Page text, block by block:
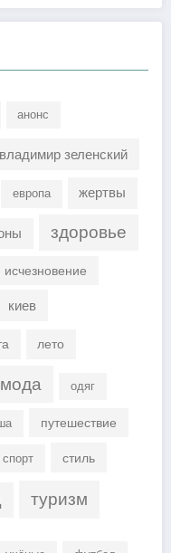
анонс
владимир зеленский
европа жертвы
здоровье
исчезновение
киев
лето
мода одяг
путешествие
спорт стиль
туризм